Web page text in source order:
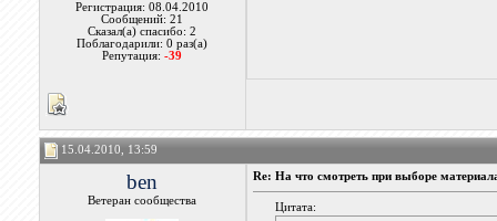
Регистрация: 08.04.2010
Сообщений: 21
Сказал(а) спасибо: 2
Поблагодарили: 0 раз(а)
Репутация:-39
15.04.2010, 13:59
ben
Ветеран сообщества
Re: На что смотреть при выборе
Цитата: